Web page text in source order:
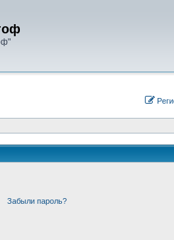
Забыли пароль?